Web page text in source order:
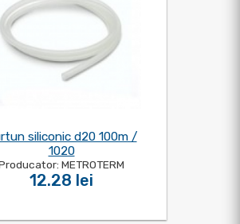
siliconic d20 100m /
1020
METROTERM
12.28 lei